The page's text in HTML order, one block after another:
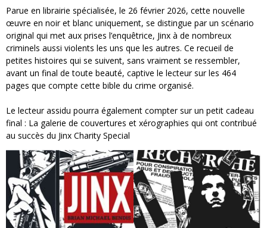
Parue en librairie spécialisée, le 26 février 2026, cette nouvelle
œuvre en noir et blanc uniquement, se distingue par un scénario
original qui met aux prises l’enquêtrice, Jinx à de nombreux
criminels aussi violents les uns que les autres. Ce recueil de
petites histoires qui se suivent, sans vraiment se ressembler,
avant un final de toute beauté, captive le lecteur sur les 464
pages que compte cette bible du crime organisé.
Le lecteur assidu pourra également compter sur un petit cadeau
final : La galerie de couvertures et xérographies qui ont contribué
au succès du Jinx Charity Special